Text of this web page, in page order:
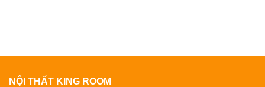
NỘI THẤT KING ROOM